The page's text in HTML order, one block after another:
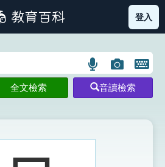
索引圖示 部首索引表圖示
登入
語
言
搜
示
圖
片
搜
開
鍵
圖
全文檢索 音讀檢索